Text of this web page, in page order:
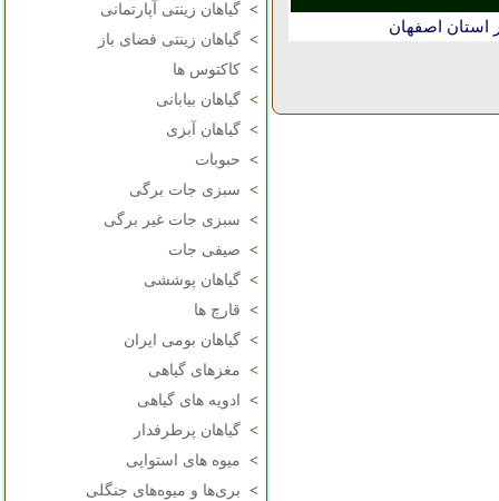
> گیاهان زینتی آپارتمانی
> گیاهان زینتی فضای باز
> کاکتوس ها
> گیاهان بیابانی
> گیاهان آبزی
> حبوبات
> سبزی جات برگی
> سبزی جات غیر برگی
> صیفی جات
> گیاهان پوششی
> قارچ ها
> گیاهان بومی ایران
> مغزهای گیاهی
>
ادویه های گیاهی
> گیاهان پرطرفدار
> میوه های استوایی
> بری‌ها و میوه‌های جنگلی
استان اصفهان